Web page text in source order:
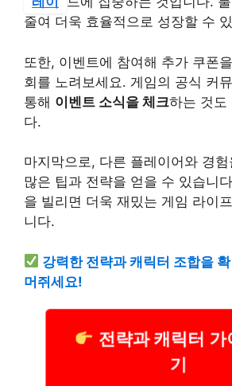
줄여 더욱 효율적으로 성장할 수
또한, 이벤트에 참여해 추가 쿠폰
회를 노려보세요. 게임의 공식 커
통해 이벤트 소식을 체크하는 것도
다.
마지막으로, 다른 플레이어와 경
많은 팁과 전략을 얻을 수 있습니
을 빌리면 더욱 재밌는 게임 라이
니다.
강력한 전략과 캐릭터 조합을
머쥐세요!
전략과 캐릭터 가
기